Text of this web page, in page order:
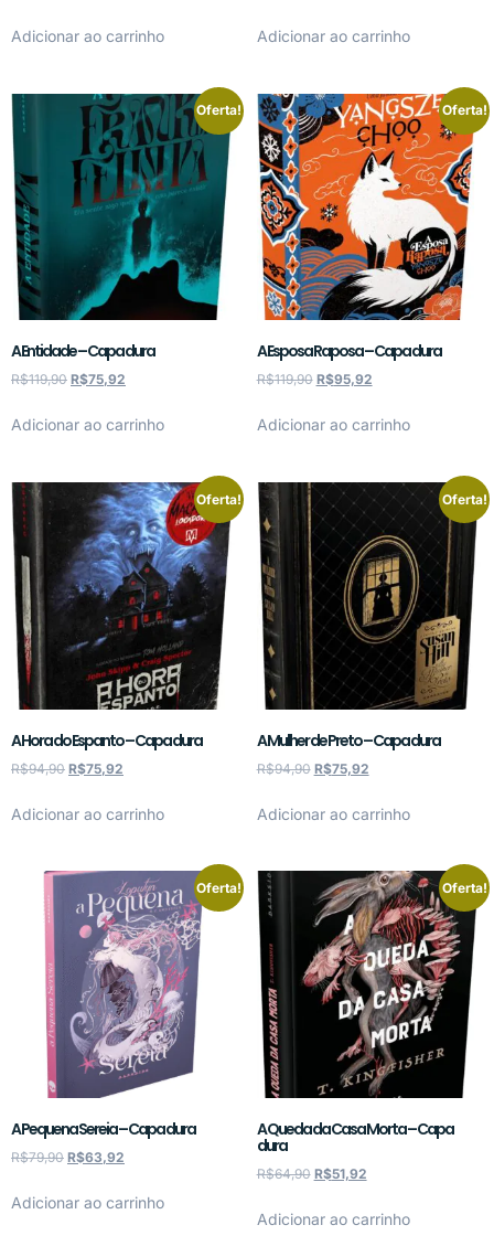
Adicionar ao carrinho Adicionar ao carrinho
Oferta!
A Entidade – Capa dura
R$119,90 R$75,92
Adicionar ao carrinho
Oferta!
A Esposa Raposa – Capa dura
R$119,90 R$95,92
Adicionar ao carrinho
Oferta!
A Hora do Espanto – Capa dura
R$94,90 R$75,92
Adicionar ao carrinho
Oferta!
A Mulher de Preto – Capa dura
R$94,90 R$75,92
Adicionar ao carrinho
Oferta!
A Pequena Sereia – Capa dura
R$79,90 R$63,92
Adicionar ao carrinho
Oferta!
A Queda da Casa Morta – Capa
dura
R$64,90 R$51,92
Adicionar ao carrinho